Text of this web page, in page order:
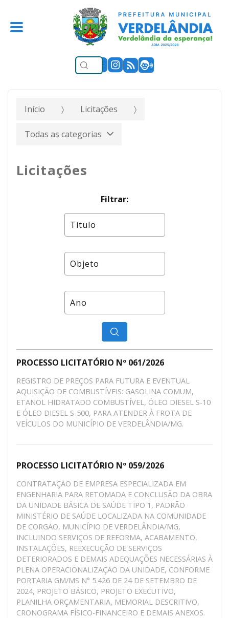
Início Licitações
Todas as categorias
Licitações
Filtrar:
PROCESSO LICITATÓRIO Nº 061/2026
REGISTRO DE PREÇOS PARA FUTURA E EVENTUAL
AQUISIÇÃO DE COMBUSTÍVEIS: GASOLINA COMUM,
ETANOL HIDRATADO COMBUSTÍVEL, ÓLEO DIESEL S-10
E ÓLEO DIESEL S-500, PARA ATENDER À FROTA DE
VEÍCULOS DO MUNICÍPIO DE VERDELÂNDIA/MG.
PROCESSO LICITATÓRIO Nº 059/2026
CONTRATAÇÃO DE EMPRESA ESPECIALIZADA EM
ENGENHARIA PARA RETOMADA E CONCLUSÃO DA OBRA
DA UNIDADE BÁSICA DE SAÚDE TIPO 1, PADRÃO
MINISTÉRIO DE SAÚDE LOCALIZADA NA COMUNIDADE
DE CORGÃO, MUNICÍPIO DE VERDELÂNDIA/MG,
INCLUINDO SERVIÇOS DE REFORMA, ACABAMENTO,
INSTALAÇÕES, REEXECUÇÃO DE SERVIÇOS
DETERIORADOS E DEMAIS ADEQUAÇÕES NECESSÁRIAS À
PLENA OPERACIONALIZAÇÃO DA UNIDADE, CONFORME
PORTARIA GM/MS N° 5.426 DE 24 DE SETEMBRO DE
2024, PROJETO BÁSICO, PROJETO EXECUTIVO,
PLANILHA ORÇAMENTARIA, MEMORIAL DESCRITIVO,
CRONOGRAMA FÍSICO-FINANCEIRO E DEMAIS ANEXOS.